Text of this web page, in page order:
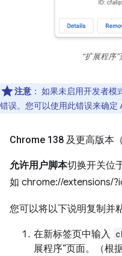
“扩展程序
注意 ： 如果未启用开发者模
错误。您可以使用此错误来确定
Chrome 138 及更高版本
允许用户脚本切换开关位
如 chrome://extensions/
您可以将以下说明复制并
在新标签页中输入
展程序”页面。（根